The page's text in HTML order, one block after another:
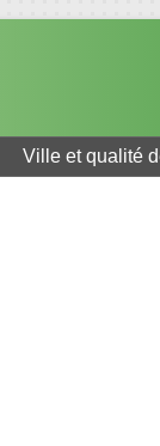
Ville et qualité